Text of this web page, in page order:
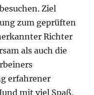
Ziel
zum geprüften
Richter
als auch die
erfahrener
mit viel Spaß,